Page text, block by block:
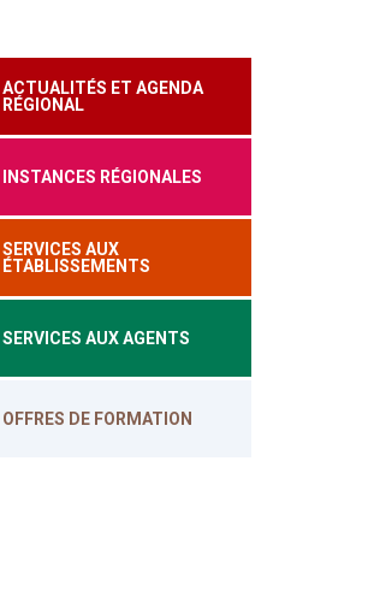
ACTUALITÉS ET AGENDA
RÉGIONAL
INSTANCES RÉGIONALES
SERVICES AUX
ÉTABLISSEMENTS
SERVICES AUX AGENTS
OFFRES DE FORMATION